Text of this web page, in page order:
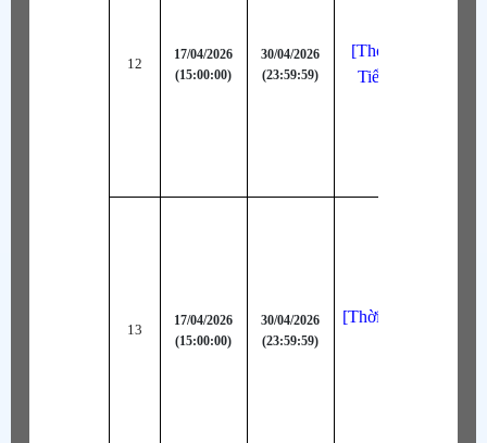
12
17/04/2026
(15:00:00)
30/04/2026
(23:59:59)
[Thời Trang Bậc
Tiểu Long (Lam
13
17/04/2026
(15:00:00)
30/04/2026
(23:59:59)
[Thời Trang Bậc